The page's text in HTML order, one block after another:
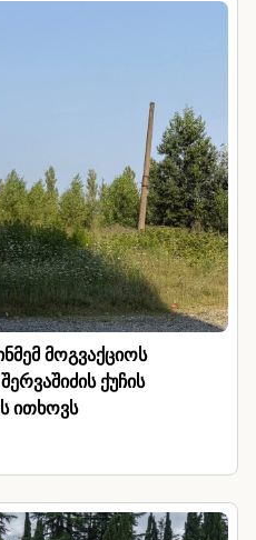
მოგვაქციოს
ქუჩის
ითხოვს